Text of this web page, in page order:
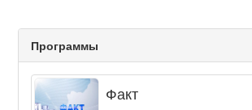
Программы
Факт